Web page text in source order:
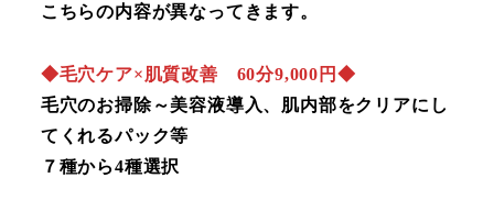
こちらの内容が異なってきます。
◆毛穴ケア×肌質改善 60分9,000円◆
毛穴のお掃除～美容液導入、肌内部をクリアにし
てくれるパック等
７種から4種選択